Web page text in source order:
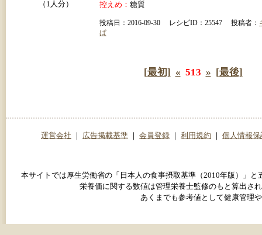
（1人分） 控えめ： 糖質
投稿日：2016-09-30 レシピID：25547 投稿者：
ぱ
[最初] « 513 » [最後]
運営会社 広告掲載基準 会員登録 利用規約 個人情報保
本サイトでは厚生労働省の「日本人の食事摂取基準（2010年版）」
栄養価に関する数値は管理栄養士監修のもと算出さ
あくまでも参考値として健康管理